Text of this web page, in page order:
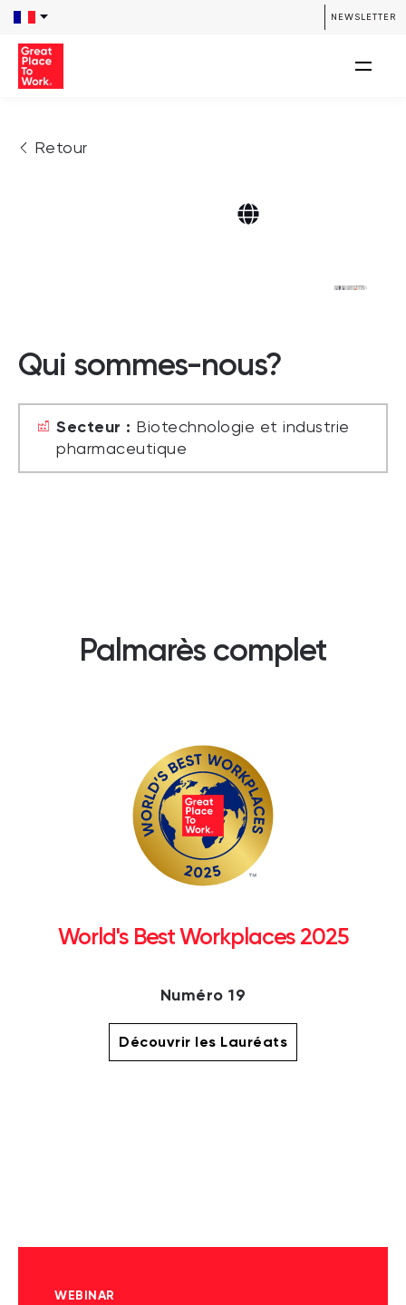
NEWSLETTER
Retour
Qui sommes-nous?
Secteur : Biotechnologie et industrie
pharmaceutique
Palmarès complet
World's Best Workplaces 2025
Numéro 19
Découvrir les Lauréats
WEBINAR